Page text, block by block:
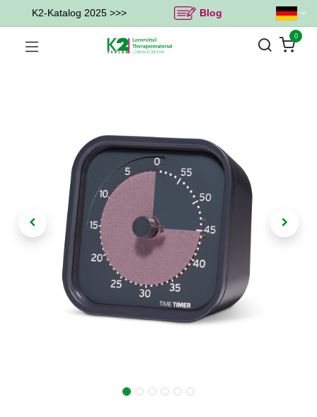
K2-Katalog 2025 >>> Blog
0